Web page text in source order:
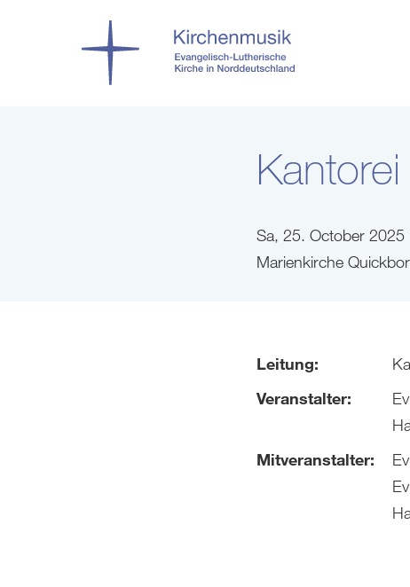
Sa, 25. October 2025
Marienkirche
Leitung:
Veranstalter:
Mitveranstalter: